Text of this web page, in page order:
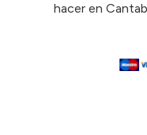
hacer en